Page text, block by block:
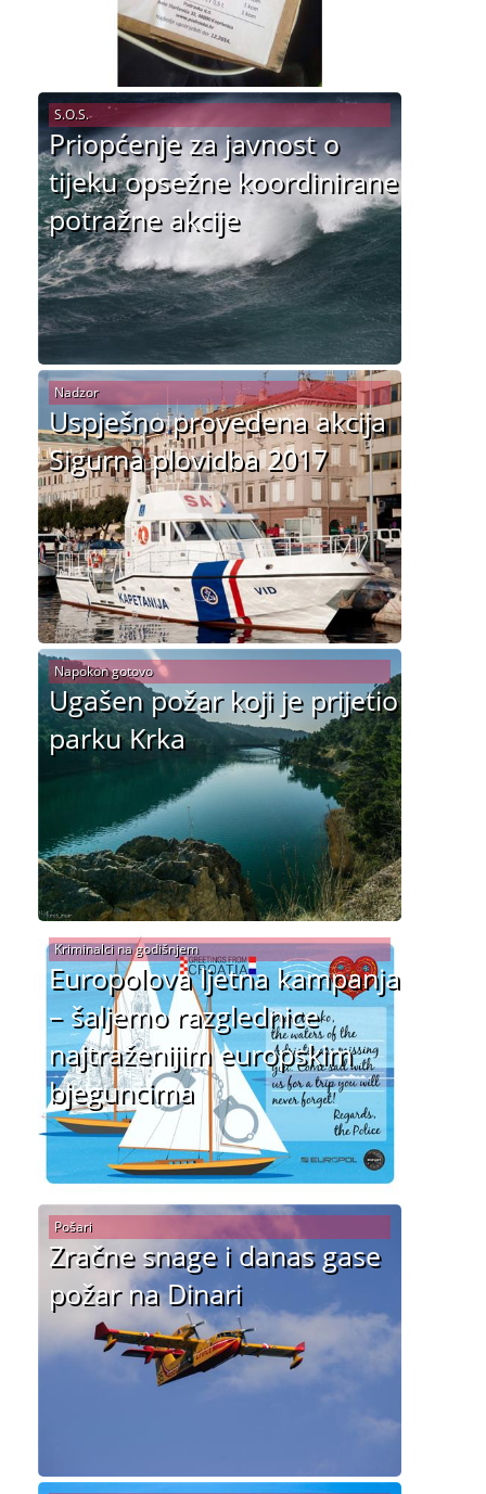
Priopćenje za javnost o
tijeku opsežne koordinirane
potražne akcije
S.O.S.
Uspješno provedena akcija
Sigurna plovidba 2017
Nadzor
Ugašen požar koji je prijetio
parku Krka
Napokon gotovo
Europolova ljetna kampanja
– šaljemo razglednice
najtraženijim europskim
bjeguncima
Kriminalci na godišnjem
Zračne snage i danas gase
požar na Dinari
Pošari